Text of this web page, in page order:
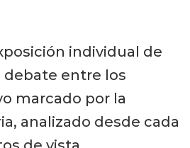
individual de
debate entre los
marcado por la
analizado desde cada